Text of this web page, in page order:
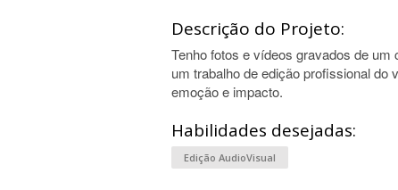
Descrição do Projeto:
Tenho fotos e vídeos gravados de
um trabalho de edição profissional do
emoção e impacto.
Habilidades desejadas:
Edição AudioVisual